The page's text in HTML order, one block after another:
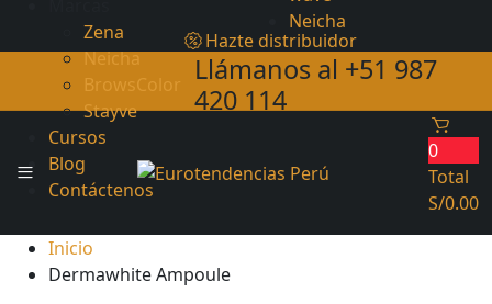
Neicha
Zena
Neicha
BrowsColor
Stayve
Cursos
Blog
Contáctenos
Hazte distribuidor
Llámanos al +51 987
420 114
0
Total
S/0.00
Inicio
Dermawhite Ampoule